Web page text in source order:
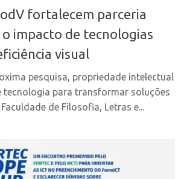
USP
USP
Inter-USP
fortalecem parceria
impacto de tecnologias
visual
pesquisa, propriedade intelectual
tecnologia para transformar soluções
de Filosofia, Letras e...